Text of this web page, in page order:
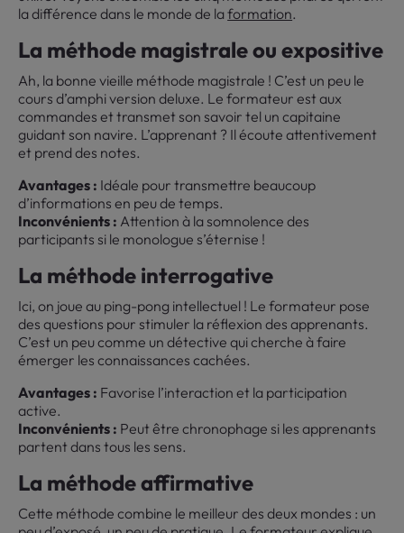
la différence dans le monde de laformation.
La méthode magistrale ou expositive
Ah, la bonne vieille méthode magistrale ! C’est un peu le
cours d’amphi version deluxe. Le formateur est aux
commandes et transmet son savoir tel un capitaine
guidant son navire. L’apprenant ? Il écoute attentivement
et prend des notes.
Avantages : Idéale pour transmettre beaucoup
d’informations en peu de temps.
Inconvénients : Attention à la somnolence des
participants si le monologue s’éternise !
La méthode interrogative
Ici, on joue au ping-pong intellectuel ! Le formateur pose
des questions pour stimuler la réflexion des apprenants.
C’est un peu comme un détective qui cherche à faire
émerger les connaissances cachées.
Avantages : Favorise l’interaction et la participation
active.
Inconvénients : Peut être chronophage si les apprenants
partent dans tous les sens.
La méthode affirmative
Cette méthode combine le meilleur des deux mondes : un